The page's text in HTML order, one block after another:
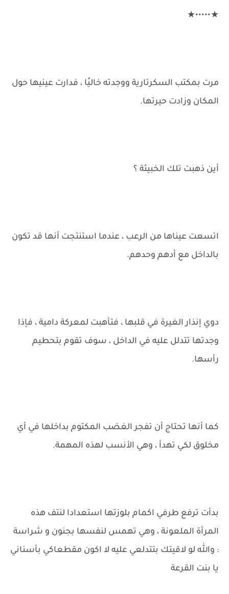
★•••••★
مرت بمكتب السكرتارية ووجدته خاليًا ، فدارت عينيها حول
المكان وزادت حيرتها.
أين ذهبت تلك الخبيثة ؟
اتسعت عيناها من الرعب ، عندما استنتجت أنها قد تكون
بالداخل مع أدهم وحدهم.
دوي إنذار الغيرة في قلبها ، فتأهبت لمعركة دامية ، فإذا
وجدتها تتدلل عليه في الداخل ، سوف تقوم بتحطيم
رأسها.
كما أنها تحتاج أن تفجر الغضب المكتوم بداخلها في أي
مخلوق لكي تهدأ ، وهي الأنسب لهذه المهمة.
بدأت ترفع طرفي اكمام بلوزتها استعدادا لنتف هذه
المرأة الملعونة ، وهي تهمس لنفسها بجنون و شراسة
: والله لو لاقيتك بتتدلعي عليه لا اكون مقطعاكي بأسناني
يا بنت القرعة